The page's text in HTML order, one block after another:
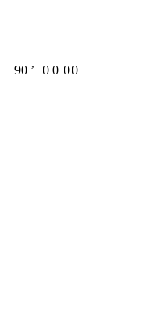
90 ʼ 0 0 00